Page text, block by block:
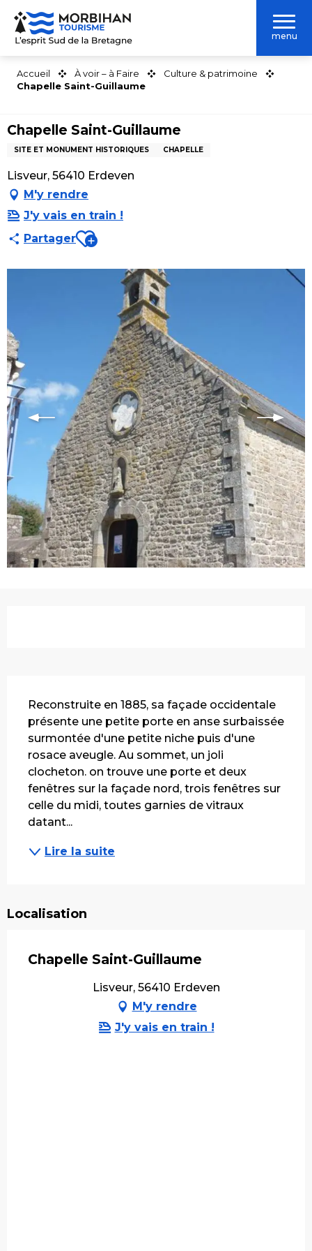
Aller
contenu
menu
Accueil À voir – à Faire
Culture & patrimoine
Chapelle Saint-Guillaume
Chapelle Saint-Guillaume
SITE ET MONUMENT HISTORIQUES CHAPELLE
Lisveur, 56410 Erdeven
M'y rendre
J'y vais en train !
PartagerAjouter aux favoris
Reconstruite en 1885, sa façade occidentale
présente une petite porte en anse surbaissée
surmontée d'une petite niche puis d'une
rosace aveugle. Au sommet, un joli
clocheton. o­n trouve une porte et deux
fenêtres sur la façade nord, trois fenêtres sur
celle du midi, toutes garnies de vitraux
datant...
Lire la suite
Localisation
Chapelle Saint-Guillaume
Lisveur, 56410 Erdeven
M'y rendre
J'y vais en train !